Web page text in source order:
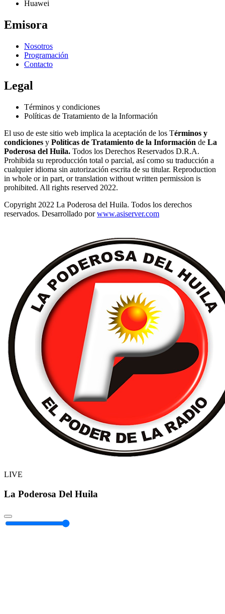
Huawei
Emisora
Nosotros
Programación
Contacto
Legal
Términos y condiciones
Políticas de Tratamiento de la Información
El uso de este sitio web implica la aceptación de los Términos y
condiciones y Políticas de Tratamiento de la Información de La
Poderosa del Huila. Todos los Derechos Reservados D.R.A.
Prohibida su reproducción total o parcial, así como su traducción a
cualquier idioma sin autorización escrita de su titular. Reproduction
in whole or in part, or translation without written permission is
prohibited. All rights reserved 2022.
Copyright 2022 La Poderosa del Huila. Todos los derechos
reservados. Desarrollado porwww.asiserver.com
LIVE
La Poderosa Del Huila